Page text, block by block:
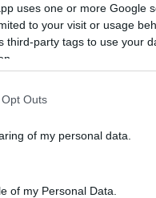
uses one or more Google
to your visit or usage
third-party tags to use your
Outs
of my personal data.
of my Personal Data.
delle atlete più